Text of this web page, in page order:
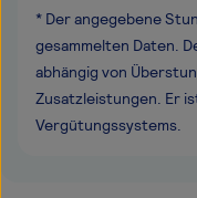
* Der angegebene
gesammelten Daten.
abhängig von
Zusatzleistungen. Er
Vergütungssystems.